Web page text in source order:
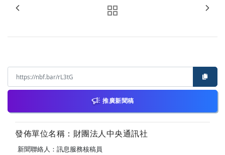
推廣新聞稿
發佈單位名稱：財團法人中央通訊社
新聞聯絡人：訊息服務核稿員